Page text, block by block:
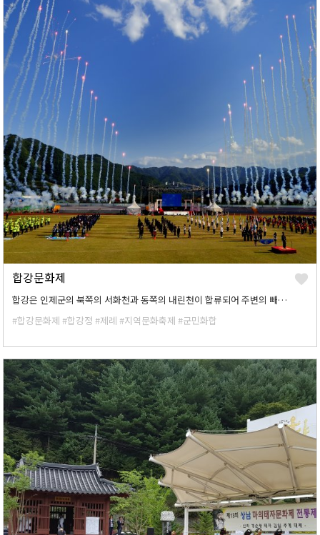
합강문화제
합강은 인제군의 북쪽의 서화천과 동쪽의 내린천이 합류되어 주변의 빼어난 경관을 가지고 남쪽으로 흐르는 강으로 중앙단제의 역사적 전승성과 합강의 자연지리적 상징성을 감안하여 인제군은 1983년 10월 27일 향토문화축제를 합강문화제로 명명하고 합강정 앞에서 인제군 수호지신에게 제를 올리며 제1회 합강문화제가 시작되었다.
#합강문화제 #합강정 #제례 #지역문화축제 #군민화합